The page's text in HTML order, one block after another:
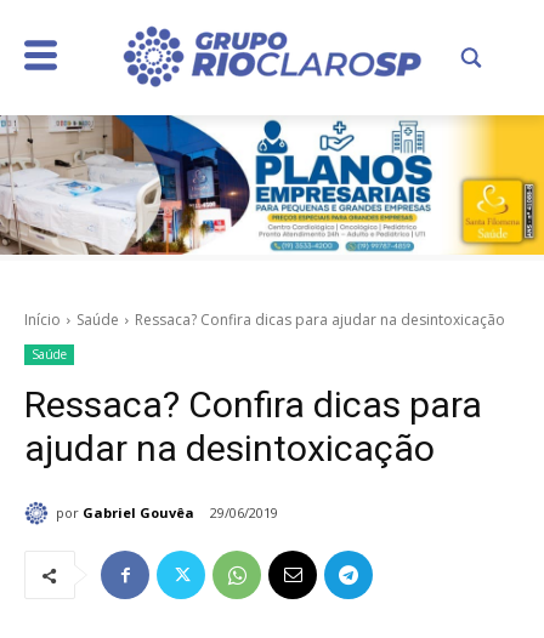
Início Saúde Ressaca? Confira dicas para ajudar na desintoxicação
Saúde
Ressaca? Confira dicas para
ajudar na desintoxicação
por Gabriel Gouvêa 29/06/2019